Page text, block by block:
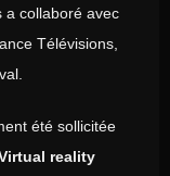
a collaboré avec
Télévisions,
été sollicitée
reality